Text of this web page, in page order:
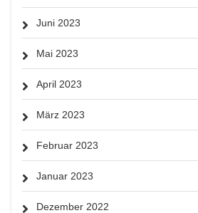
Juni 2023
Mai 2023
April 2023
März 2023
Februar 2023
Januar 2023
Dezember 2022